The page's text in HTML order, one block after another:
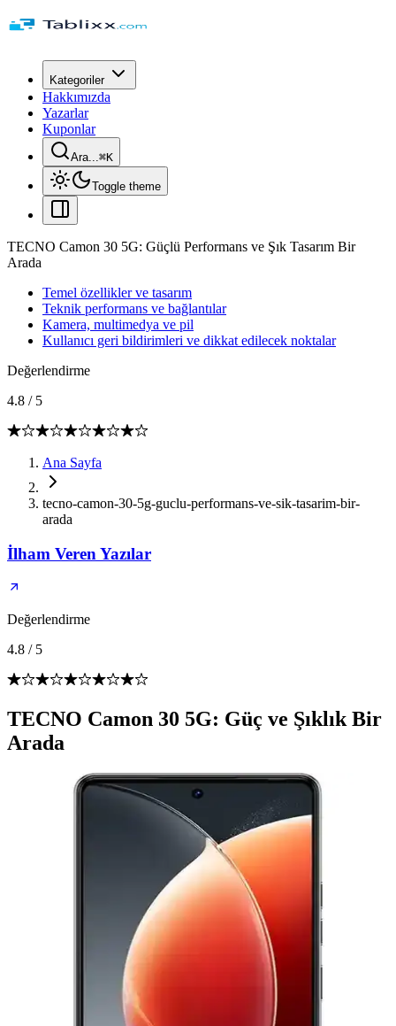
Kategoriler
Hakkımızda
Yazarlar
Kuponlar
Ara...⌘K
Toggle theme
TECNO Camon 30 5G: Güçlü Performans ve Şık Tasarım Bir
Arada
Temel özellikler ve tasarım
Teknik performans ve bağlantılar
Kamera, multimedya ve pil
Kullanıcı geri bildirimleri ve dikkat edilecek noktalar
Değerlendirme
4.8 / 5
Ana Sayfa
tecno-camon-30-5g-guclu-performans-ve-sik-tasarim-bir-
arada
İlham Veren Yazılar
Değerlendirme
4.8 / 5
TECNO Camon 30 5G: Güç ve Şıklık Bir
Arada